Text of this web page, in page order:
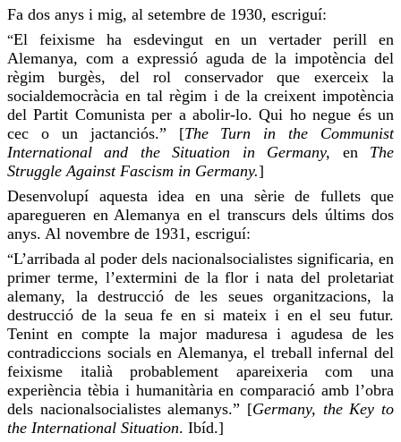
Fa dos anys i mig, al setembre de 1930, escriguí:
“El feixisme ha esdevingut en un vertader perill en
Alemanya, com a expressió aguda de la impotència del
règim burgès, del rol conservador que exerceixla
socialdemocràcia en tal règim i de la creixent impotència
del Partit Comunista per a abolir-lo. Qui ho negue és un
cec o un jactanciós.” [The Turn in the Communist
International
and theSituation in Germany, enThe
Struggle Against Fascism in Germany.]
Desenvolupí aquesta idea en una sèrie de fullets que
aparegueren en Alemanya en el transcurs dels últims dos
anys. Al novembre de 1931, escriguí:
“L’arribada al poder dels nacionalsocialistes significaria, en
primer terme, l’extermini de la flor i nata del proletariat
alemany, la destrucció de les seues organitzacions, la
destrucció de la seua fe en si mateix i en el seu futur.
Tenint en compte la major maduresa i agudesa de les
contradiccions socials en Alemanya, el treball infernal del
feixisme italià probablement apareixeria com una
experiència tèbia i humanitària en comparació amb l’obra
dels nacionalsocialistes alemanys.” [Germany, the Key to
the International Situation. Ibíd.]